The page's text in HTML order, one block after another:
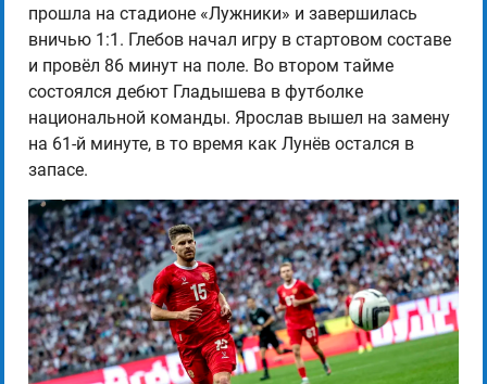
прошла на стадионе «Лужники» и завершилась
вничью 1:1. Глебов начал игру в стартовом составе
и провёл 86 минут на поле. Во втором тайме
состоялся дебют Гладышева в футболке
национальной команды. Ярослав вышел на замену
на 61-й минуте, в то время как Лунёв остался в
запасе.